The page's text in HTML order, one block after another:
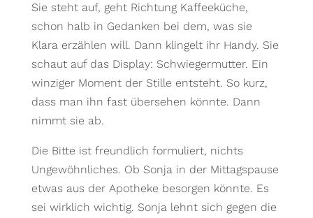
Sie steht auf, geht Richtung Kaffeeküche,
schon halb in Gedanken bei dem, was sie
Klara erzählen will. Dann klingelt ihr Handy. Sie
schaut auf das Display: Schwiegermutter. Ein
winziger Moment der Stille entsteht. So kurz,
dass man ihn fast übersehen könnte. Dann
nimmt sie ab.
Die Bitte ist freundlich formuliert, nichts
Ungewöhnliches. Ob Sonja in der Mittagspause
etwas aus der Apotheke besorgen könnte. Es
sei wirklich wichtig. Sonja lehnt sich gegen die